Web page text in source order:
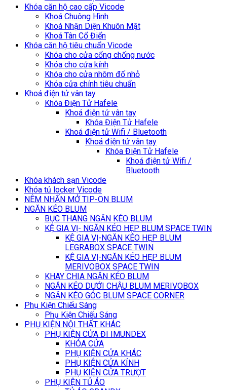
Khóa căn hộ cao cấp Vicode
Khoá Chuông Hình
Khoá Nhận Diện Khuôn Mặt
Khoá Tân Cổ Điển
Khóa căn hộ tiêu chuẩn Vicode
Khóa cho cửa cổng chống nước
Khóa cho cửa kính
Khóa cho cửa nhôm đố nhỏ
Khóa cửa chính tiêu chuẩn
Khoá điện tử vân tay
Khóa Điện Tử Hafele
Khoá điện tử vân tay
Khóa Điện Tử Hafele
Khoá điện tử Wifi / Bluetooth
Khoá điện tử vân tay
Khóa Điện Tử Hafele
Khoá điện tử Wifi /
Bluetooth
Khóa khách sạn Vicode
Khóa tủ locker Vicode
NÊM NHẤN MỞ TIP-ON BLUM
NGĂN KÉO BLUM
BỤC THANG NGĂN KÉO BLUM
KỆ GIA VỊ- NGĂN KÉO HẸP BLUM SPACE TWIN
KỆ GIA VỊ-NGĂN KÉO HẸP BLUM
LEGRABOX SPACE TWIN
KỆ GIA VỊ-NGĂN KÉO HẸP BLUM
MERIVOBOX SPACE TWIN
KHAY CHIA NGĂN KÉO BLUM
NGĂN KÉO DƯỚI CHẬU BLUM MERIVOBOX
NGĂN KÉO GÓC BLUM SPACE CORNER
Phụ Kiện Chiếu Sáng
Phụ Kiện Chiếu Sáng
PHỤ KIỆN NỘI THẤT KHÁC
PHỤ KIỆN CỬA ĐI IMUNDEX
KHÓA CỬA
PHỤ KIỆN CỬA KHÁC
PHỤ KIỆN CỬA KÍNH
PHỤ KIỆN CỬA TRƯỢT
PHỤ KIỆN TỦ ÁO